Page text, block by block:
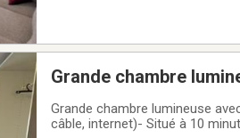
Grande chambre
Grande chambre lumineuse
câble, internet)- Situé à 10